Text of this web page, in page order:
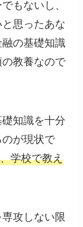
もないし、
思ったあな
の基礎知識
教養なので
知識を十分
が現状で
学校で教え
攻しない限